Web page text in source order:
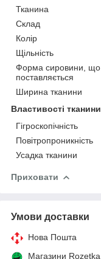
Тканина
Склад
Колір
Щільність
Форма сировини, що
поставляється
Ширина тканини
Властивості тканини
Гігроскопічність
Повітропроникність
Усадка тканини
Приховати
Умови доставки
Нова Пошта
Магазини Rozetka